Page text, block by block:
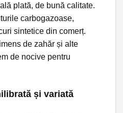
plată, de bună calitate.
carbogazoase,
sintetice din comerț.
de zahăr și alte
de nocive pentru
și variată